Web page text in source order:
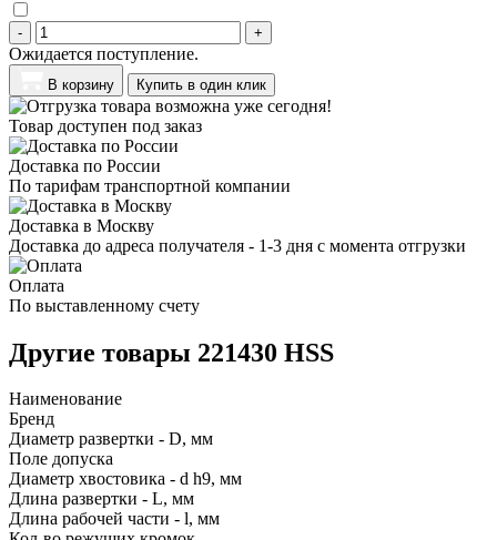
- +
Ожидается поступление.
В корзину Купить в один клик
Товар доступен под заказ
Доставка по России
По тарифам транспортной компании
Доставка в Москву
Доставка до адреса получателя - 1-3 дня с момента отгрузки
Оплата
По выставленному счету
Другие товары 221430 HSS
Наименование
Бренд
Диаметр развертки - D, мм
Поле допуска
Диаметр хвостовика - d h9, мм
Длина развертки - L, мм
Длина рабочей части - l, мм